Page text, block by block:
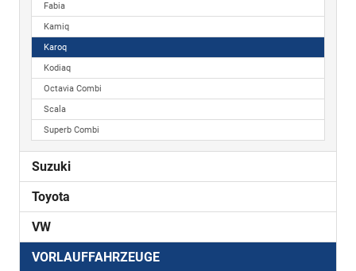
Fabia
Kamiq
Karoq
Kodiaq
Octavia Combi
Scala
Superb Combi
Suzuki
Toyota
VW
VORLAUFFAHRZEUGE